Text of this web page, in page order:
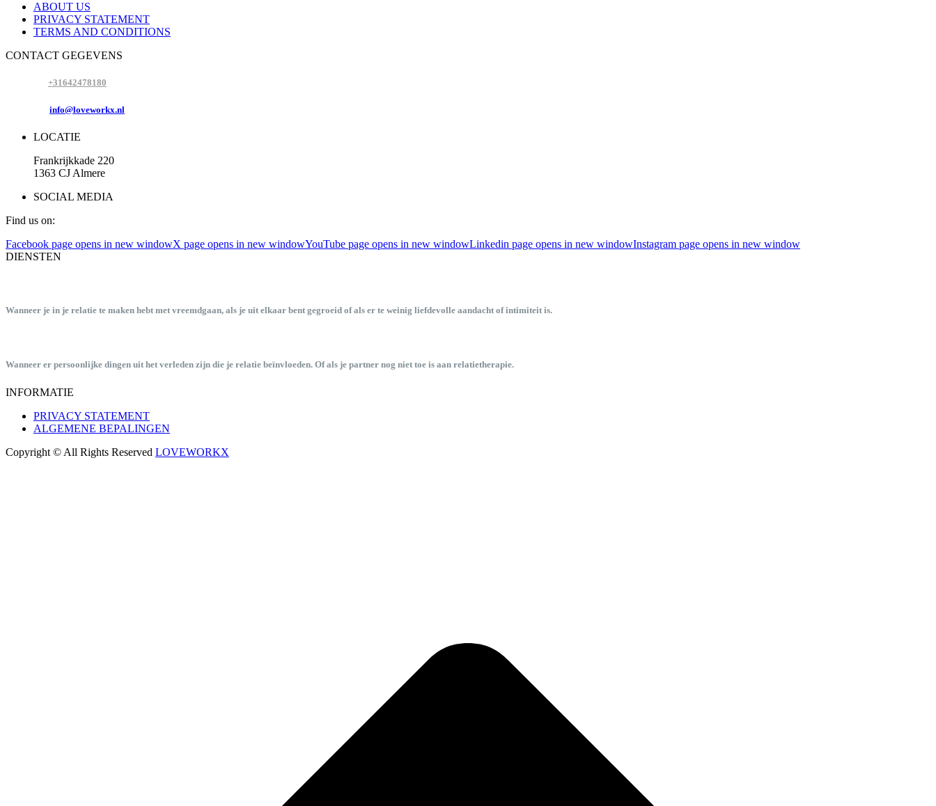
ABOUT US
PRIVACY STATEMENT
TERMS AND CONDITIONS
CONTACT GEGEVENS
+31642478180
info@loveworkx.nl
LOCATIE
Frankrijkkade 220
1363 CJ Almere
SOCIAL MEDIA
Find us on:
Facebook page opens in new windowX page opens in new windowYouTube page opens in new windowLinkedin page opens in new windowInstagram page opens in new window
DIENSTEN
Wanneer je in je relatie te maken hebt met vreemdgaan, als je uit elkaar bent gegroeid of als er te weinig liefdevolle aandacht of intimiteit is.
Wanneer er persoonlijke dingen uit het verleden zijn die je relatie beïnvloeden. Of als je partner nog niet toe is aan relatietherapie.
INFORMATIE
PRIVACY STATEMENT
ALGEMENE BEPALINGEN
Copyright © All Rights Reserved LOVEWORKX